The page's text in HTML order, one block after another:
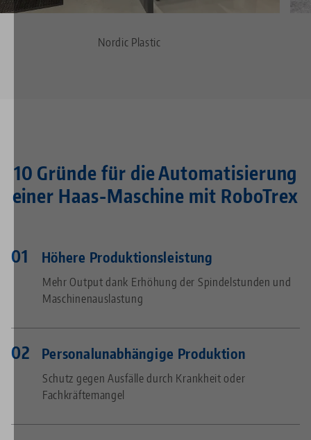
Nordic Plastic
10 Gründe für die Automatisierung
einer Haas-Maschine mit RoboTrex
Höhere Produktionsleistung
Mehr Output dank Erhöhung der Spindelstunden und
Maschinenauslastung
Personalunabhängige Produktion
Schutz gegen Ausfälle durch Krankheit oder
Fachkräftemangel